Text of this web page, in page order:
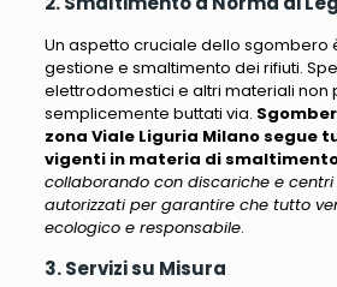
Un aspetto cruciale dello sgombero
gestione e smaltimento dei rifiuti.
elettrodomestici e altri materiali non
semplicemente buttati via.
zona Viale Liguria Milano segue
vigenti in materia di
collaborando con discariche e
autorizzati per garantire che tutto
ecologico e responsabile.
3. Servizi su Misura